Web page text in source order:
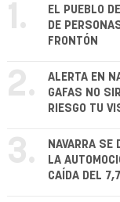
1.
EL PUEBLO
DE
FRONTÓN
2.
ALERTA EN
GAFAS NO
RIESGO TU
3.
NAVARRA SE
LA
CAÍDA DEL